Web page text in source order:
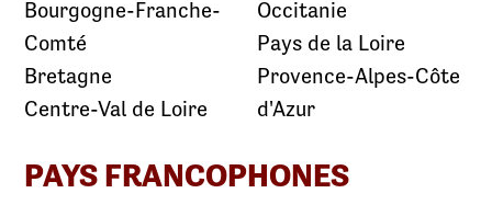
Bourgogne-Franche-
Comté
Bretagne
Centre-Val de Loire
Occitanie
Pays de la Loire
Provence-Alpes-Côte
d'Azur
PAYS FRANCOPHONES